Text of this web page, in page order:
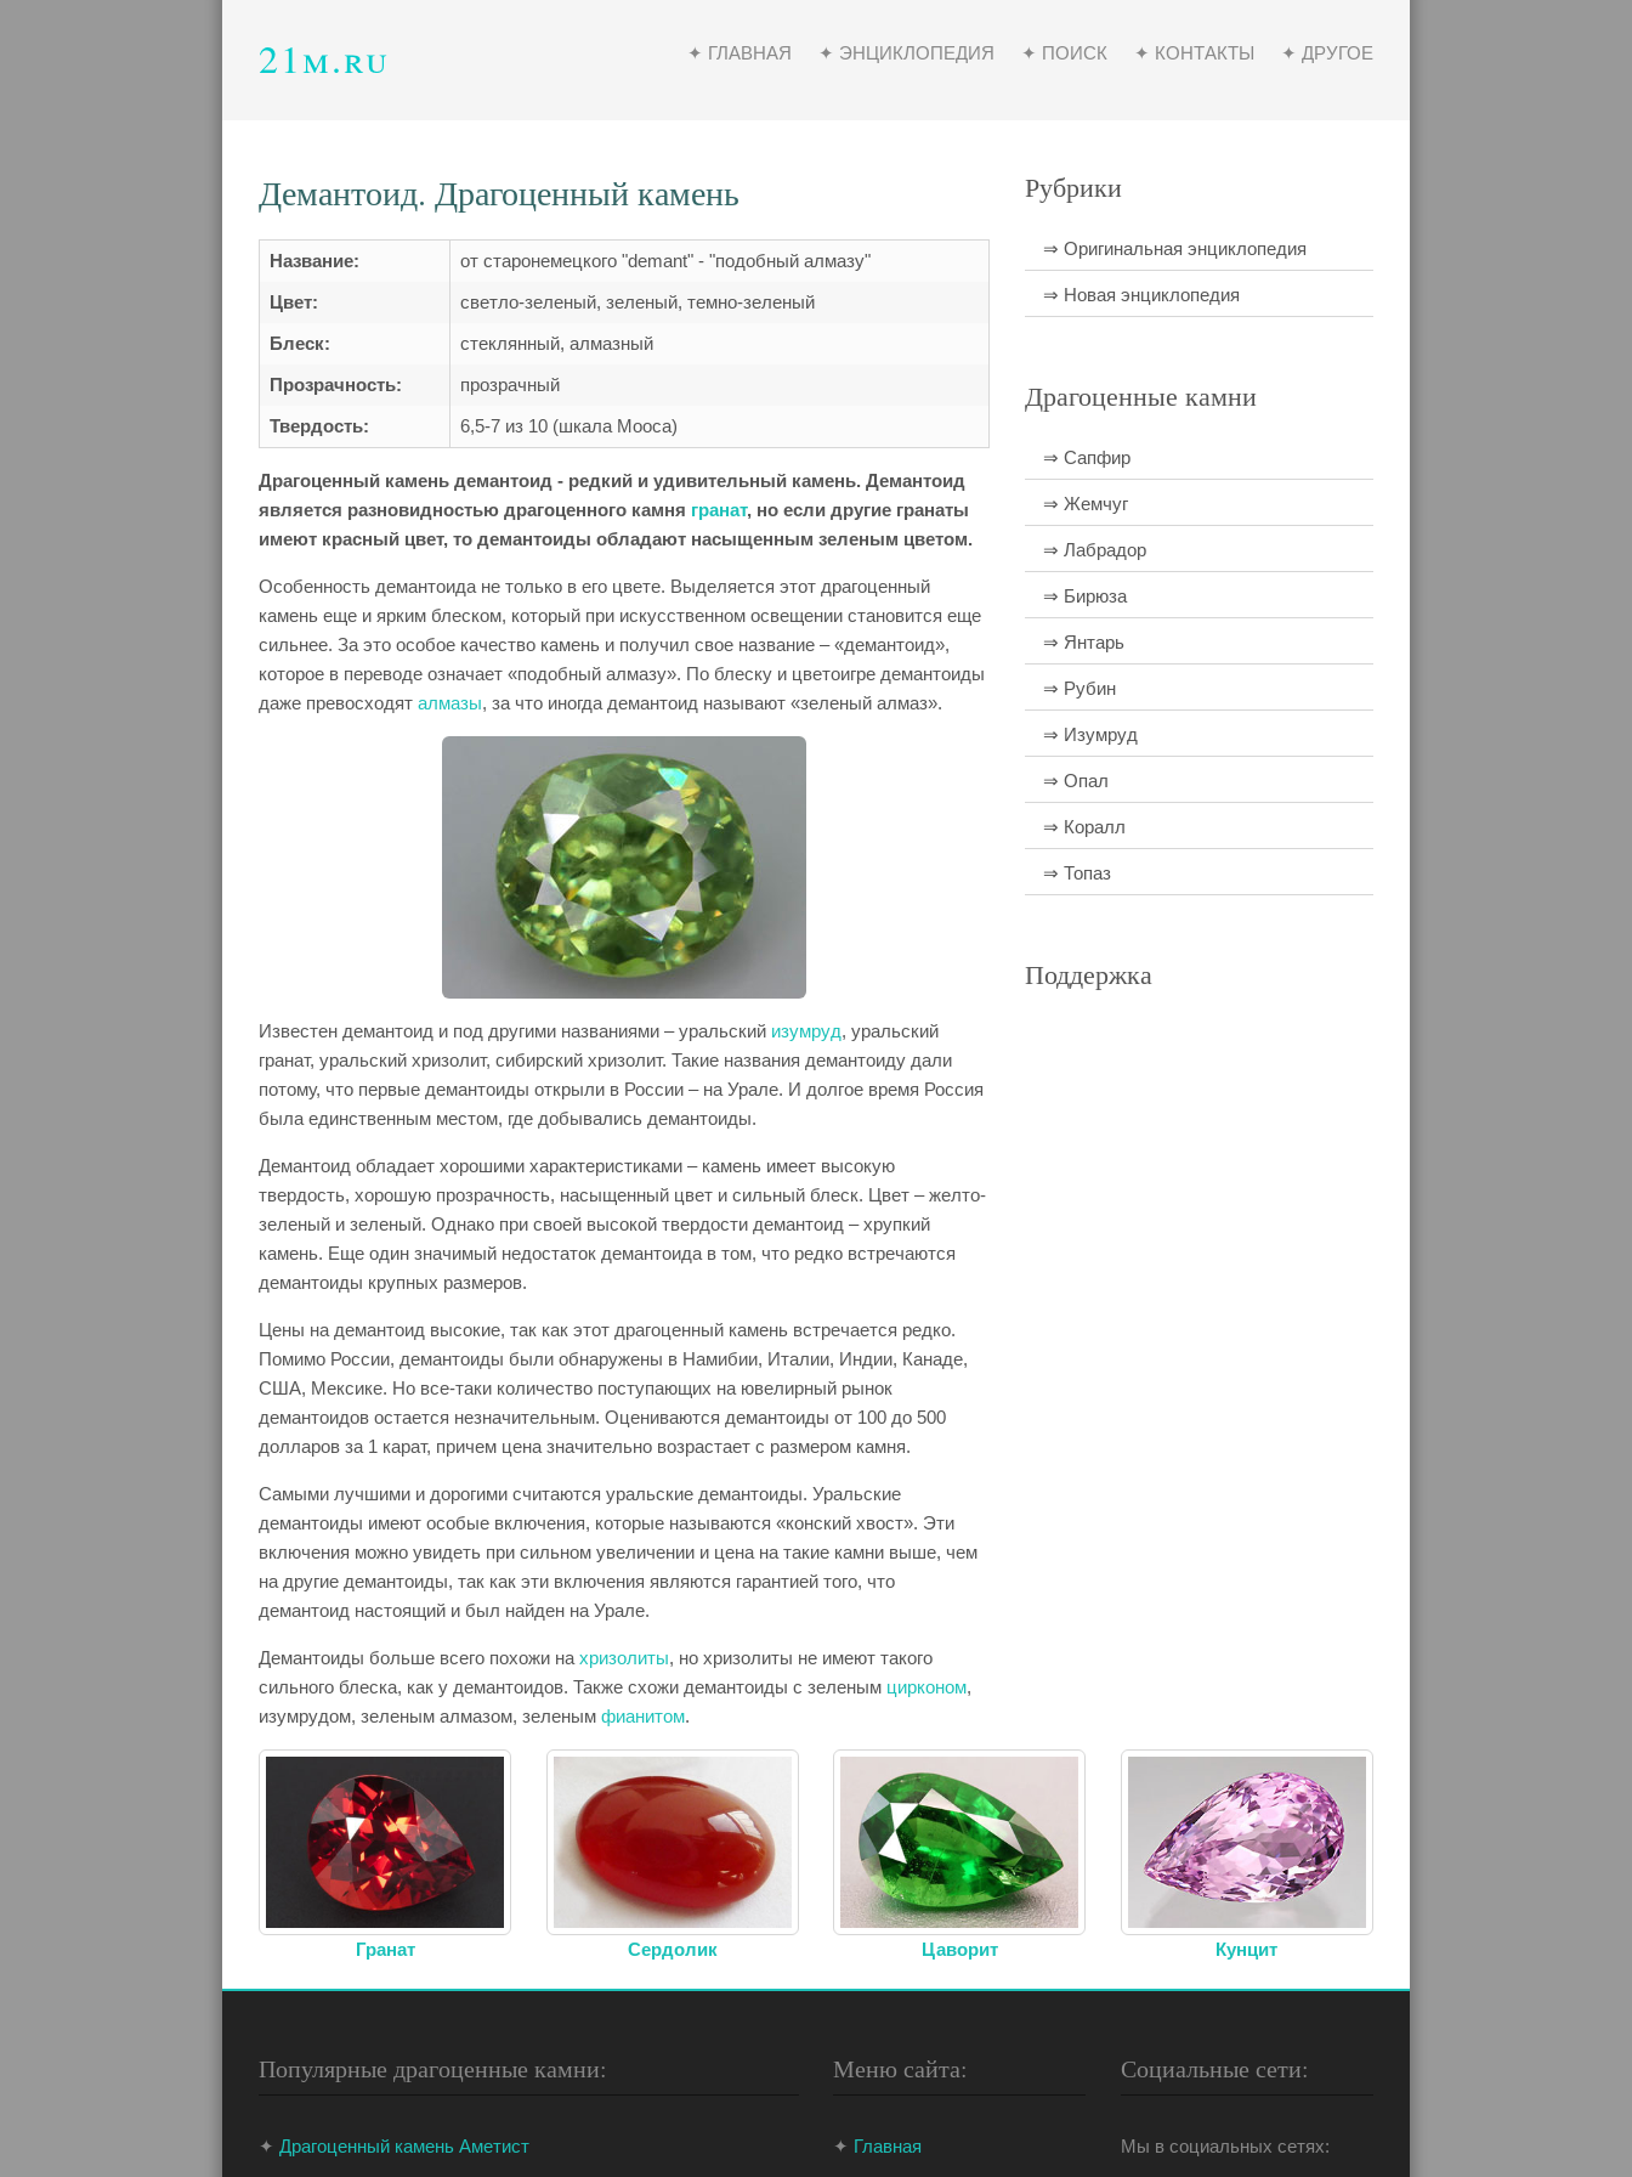
21m.ru ✦ ГЛАВНАЯ ✦ ЭНЦИКЛОПЕДИЯ ✦ ПОИСК ✦ КОНТАКТЫ ✦ ДРУГОЕ
Демантоид. Драгоценный камень
Название:
от старонемецкого "demant" - "подобный алмазу"
Цвет:
светло-зеленый, зеленый, темно-зеленый
Блеск:
стеклянный, алмазный
Прозрачность:
прозрачный
Твердость:
6,5-7 из 10 (шкала Мооса)
Драгоценный камень демантоид - редкий и удивительный камень. Демантоид
является разновидностью драгоценного камня гранат, но если другие гранаты
имеют красный цвет, то демантоиды обладают насыщенным зеленым цветом.
Особенность демантоида не только в его цвете. Выделяется этот драгоценный
камень еще и ярким блеском, который при искусственном освещении становится еще
сильнее. За это особое качество камень и получил свое название – «демантоид»,
которое в переводе означает «подобный алмазу». По блеску и цветоигре демантоиды
даже превосходят алмазы, за что иногда демантоид называют «зеленый алмаз».
Известен демантоид и под другими названиями – уральский изумруд, уральский
гранат, уральский хризолит, сибирский хризолит. Такие названия демантоиду дали
потому, что первые демантоиды открыли в России – на Урале. И долгое время Россия
была единственным местом, где добывались демантоиды.
Демантоид обладает хорошими характеристиками – камень имеет высокую
твердость, хорошую прозрачность, насыщенный цвет и сильный блеск. Цвет – желто-
зеленый и зеленый. Однако при своей высокой твердости демантоид – хрупкий
камень. Еще один значимый недостаток демантоида в том, что редко встречаются
демантоиды крупных размеров.
Цены на демантоид высокие, так как этот драгоценный камень встречается редко.
Помимо России, демантоиды были обнаружены в Намибии, Италии, Индии, Канаде,
США, Мексике. Но все-таки количество поступающих на ювелирный рынок
демантоидов остается незначительным. Оцениваются демантоиды от 100 до 500
долларов за 1 карат, причем цена значительно возрастает с размером камня.
Самыми лучшими и дорогими считаются уральские демантоиды. Уральские
демантоиды имеют особые включения, которые называются «конский хвост». Эти
включения можно увидеть при сильном увеличении и цена на такие камни выше, чем
на другие демантоиды, так как эти включения являются гарантией того, что
демантоид настоящий и был найден на Урале.
Демантоиды больше всего похожи на хризолиты, но хризолиты не имеют такого
сильного блеска, как у демантоидов. Также схожи демантоиды с зеленым цирконом,
изумрудом, зеленым алмазом, зеленым фианитом.
Рубрики
⇒ Оригинальная энциклопедия
⇒ Новая энциклопедия
Драгоценные камни
⇒ Сапфир
⇒ Жемчуг
⇒ Лабрадор
⇒ Бирюза
⇒ Янтарь
⇒ Рубин
⇒ Изумруд
⇒ Опал
⇒ Коралл
⇒ Топаз
Поддержка
Гранат Сердолик Цаворит Кунцит
Популярные драгоценные камни:
✦ Драгоценный камень Аметист
Меню сайта:
✦ Главная
Социальные сети:
Мы в социальных сетях: